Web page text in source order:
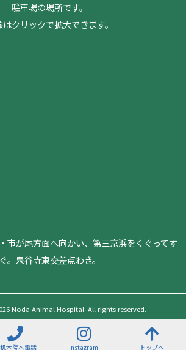
駐車場の場所です。
はクリックで拡大できます。
市が尾方面へ向かい、第三京浜をくぐってす
ぐ。泉谷寺東交差点わき。
Noda Animal Hospital. All rights reserved.
本院へ電話 Instagram トップへ